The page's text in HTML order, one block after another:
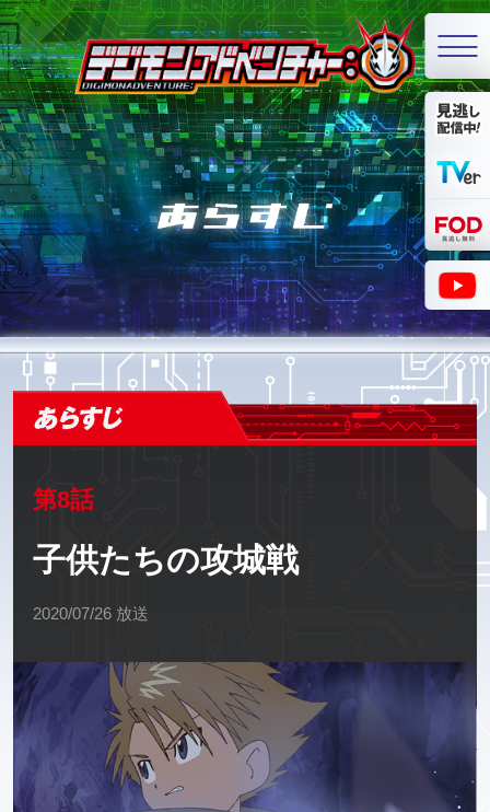
第8話
子供たちの攻城戦
2020/07/26 放送